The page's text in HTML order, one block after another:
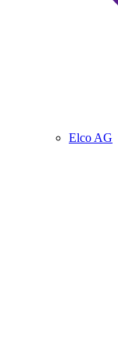
Elco AG